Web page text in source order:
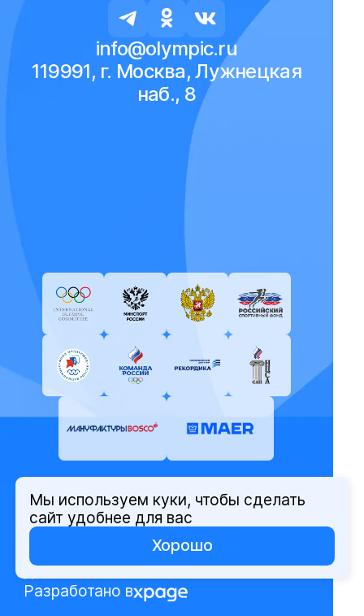
info@olympic.ru
119991, г. Москва, Лужнецкая
наб., 8
© Олимпийский комитет России,
2026
Политика защиты персональных
данных
Разработано в
Мы используем куки, чтобы сделать
сайт удобнее для вас
Хорошо